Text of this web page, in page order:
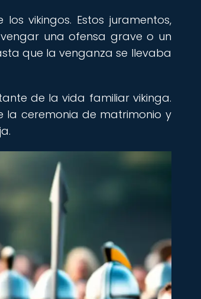
vikingos. Estos juramentos,
una ofensa grave o un
que la venganza se llevaba
de la vida familiar vikinga.
la ceremonia de matrimonio y